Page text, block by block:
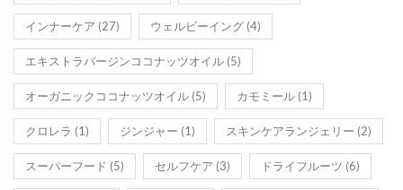
インナーケア (27) ウェルビーイング (4)
エキストラバージンココナッツオイル (5)
オーガニックココナッツオイル (5) カモミール (1)
クロレラ (1) ジンジャー (1) スキンケアランジェリー (2)
スーパーフード (5) セルフケア (3) ドライフルーツ (6)